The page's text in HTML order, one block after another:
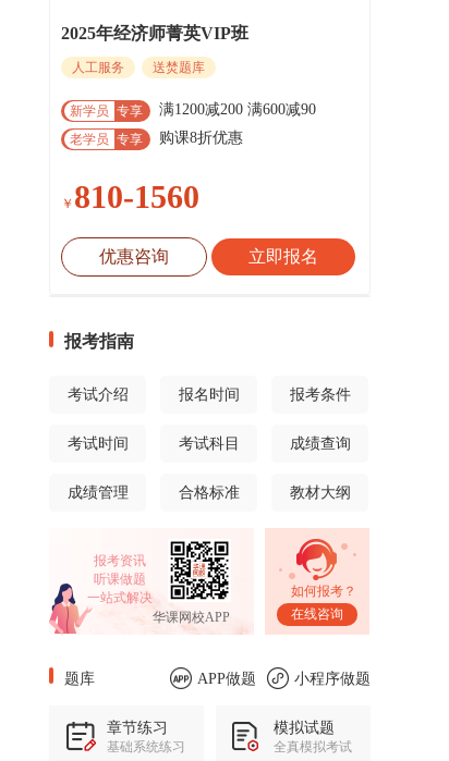
2025年经济师菁英VIP班
人工服务 送焚题库
新学员 专享 满1200减200 满600减90
老学员 专享 购课8折优惠
￥ 810-1560
优惠咨询 立即报名
报考指南
考试介绍 报名时间 报考条件
考试时间 考试科目 成绩查询
成绩管理 合格标准 教材大纲
报考资讯
听课做题
一站式解决
华课网校APP
如何报考？
在线咨询
题库 APP做题 小程序做题
章节练习
基础系统练习
模拟试题
全真模拟考试